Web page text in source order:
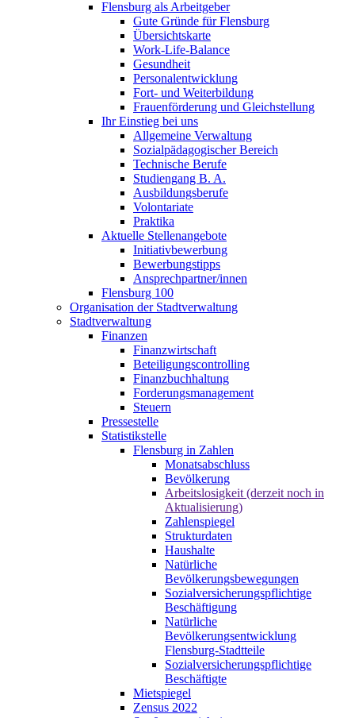
Flensburg als Arbeitgeber
Gute Gründe für Flensburg
Übersichtskarte
Work-Life-Balance
Gesundheit
Personalentwicklung
Fort- und Weiterbildung
Frauenförderung und Gleichstellung
Ihr Einstieg bei uns
Allgemeine Verwaltung
Sozialpädagogischer Bereich
Technische Berufe
Studiengang B. A.
Ausbildungsberufe
Volontariate
Praktika
Aktuelle Stellenangebote
Initiativbewerbung
Bewerbungstipps
Ansprechpartner/innen
Flensburg 100
Organisation der Stadtverwaltung
Stadtverwaltung
Finanzen
Finanzwirtschaft
Beteiligungscontrolling
Finanzbuchhaltung
Forderungsmanagement
Steuern
Pressestelle
Statistikstelle
Flensburg in Zahlen
Monatsabschluss
Bevölkerung
Arbeitslosigkeit (derzeit noch in
Aktualisierung)
Zahlenspiegel
Strukturdaten
Haushalte
Natürliche
Bevölkerungsbewegungen
Sozialversicherungspflichtige
Beschäftigung
Natürliche
Bevölkerungsentwicklung
Flensburg-Stadtteile
Sozialversicherungspflichtige
Beschäftigte
Mietspiegel
Zensus 2022